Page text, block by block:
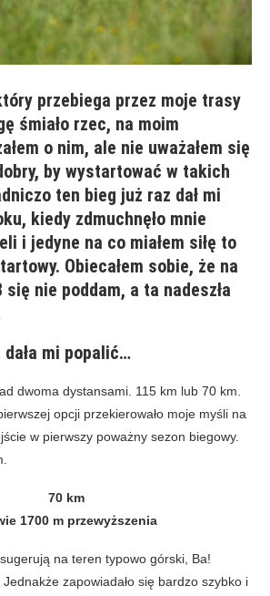
przebiega przez moje trasy
śmiało rzec, na moim
o nim, ale nie uważałem się
by wystartować w takich
ten bieg już raz dał mi
kiedy zdmuchnęło mnie
i jedyne na co miałem siłę to
Obiecałem sobie, że na
nie poddam, a ta nadeszła
mi popalić…
dwoma dystansami. 115 km lub 70 km.
opcji przekierowało moje myśli na
w pierwszy poważny sezon biegowy.
70 km
1700 m przewyższenia
na teren typowo górski, Ba!
zapowiadało się bardzo szybko i